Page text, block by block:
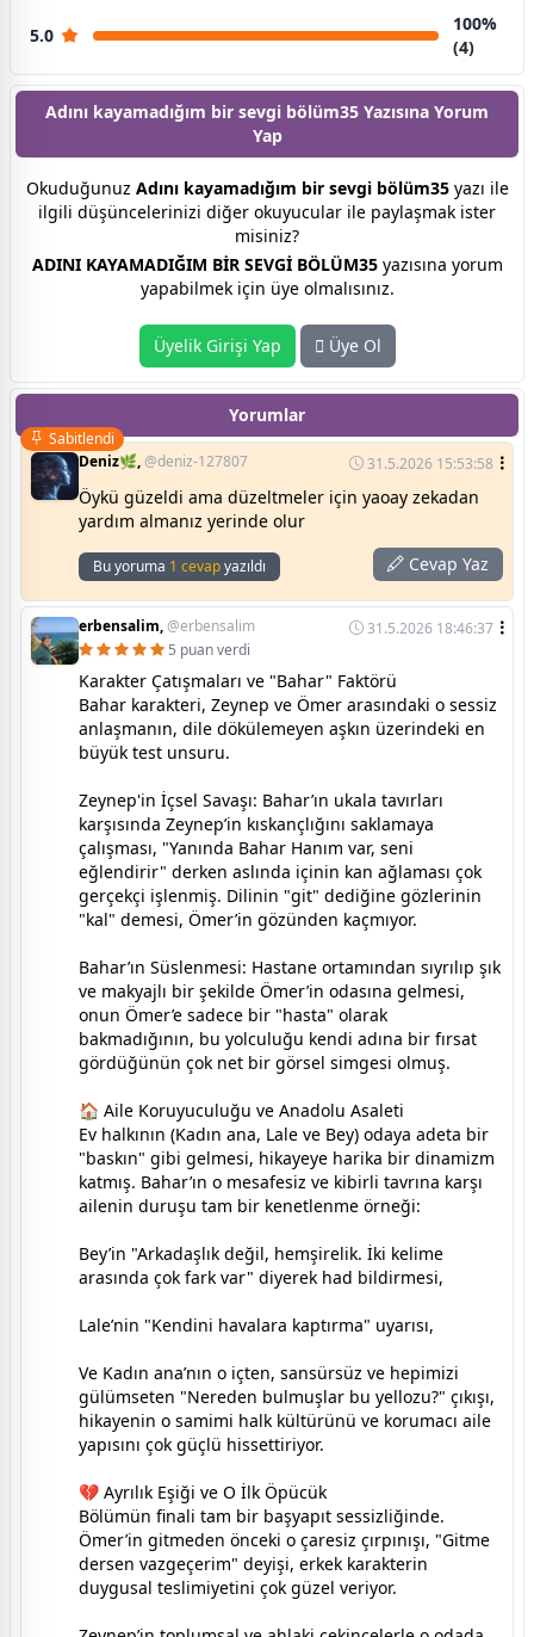
5.0
100%
(4)
Adını kayamadığım bir sevgi bölüm35 Yazısına Yorum
Yap
Okuduğunuz Adını kayamadığım bir sevgi bölüm35yazı ile
ilgili düşüncelerinizi diğer okuyucular ile paylaşmak ister
misiniz?
ADINI KAYAMADIĞIM BİR SEVGİ BÖLÜM35yazısına yorum
yapabilmek için üye olmalısınız.
Üyelik Girişi Yap Üye Ol
Yorumlar
Sabitlendi
Deniz🌿,@deniz-127807 31.5.2026 15:53:58
Öykü güzeldi ama düzeltmeler için yaoay zekadan
yardım almanız yerinde olur
Bu yoruma 1 cevapyazıldı Cevap Yaz
erbensalim,@erbensalim
31.5.2026 18:46:37
5 puan verdi
Karakter Çatışmaları ve "Bahar" Faktörü
Bahar karakteri, Zeynep ve Ömer arasındaki o sessiz
anlaşmanın, dile dökülemeyen aşkın üzerindeki en
büyük test unsuru.
Zeynep'in İçsel Savaşı: Bahar’ın ukala tavırları
karşısında Zeynep’in kıskançlığını saklamaya
çalışması, "Yanında Bahar Hanım var, seni
eğlendirir" derken aslında içinin kan ağlaması çok
gerçekçi işlenmiş. Dilinin "git" dediğine gözlerinin
"kal" demesi, Ömer’in gözünden kaçmıyor.
Bahar’ın Süslenmesi: Hastane ortamından sıyrılıp şık
ve makyajlı bir şekilde Ömer’in odasına gelmesi,
onun Ömer’e sadece bir "hasta" olarak
bakmadığının, bu yolculuğu kendi adına bir fırsat
gördüğünün çok net bir görsel simgesi olmuş.
🏠 Aile Koruyuculuğu ve Anadolu Asaleti
Ev halkının (Kadın ana, Lale ve Bey) odaya adeta bir
"baskın" gibi gelmesi, hikayeye harika bir dinamizm
katmış. Bahar’ın o mesafesiz ve kibirli tavrına karşı
ailenin duruşu tam bir kenetlenme örneği:
Bey’in "Arkadaşlık değil, hemşirelik. İki kelime
arasında çok fark var" diyerek had bildirmesi,
Lale’nin "Kendini havalara kaptırma" uyarısı,
Ve Kadın ana’nın o içten, sansürsüz ve hepimizi
gülümseten "Nereden bulmuşlar bu yellozu?" çıkışı,
hikayenin o samimi halk kültürünü ve korumacı aile
yapısını çok güçlü hissettiriyor.
💔 Ayrılık Eşiği ve O İlk Öpücük
Bölümün finali tam bir başyapıt sessizliğinde.
Ömer’in gitmeden önceki o çaresiz çırpınışı, "Gitme
dersen vazgeçerim" deyişi, erkek karakterin
duygusal teslimiyetini çok güzel veriyor.